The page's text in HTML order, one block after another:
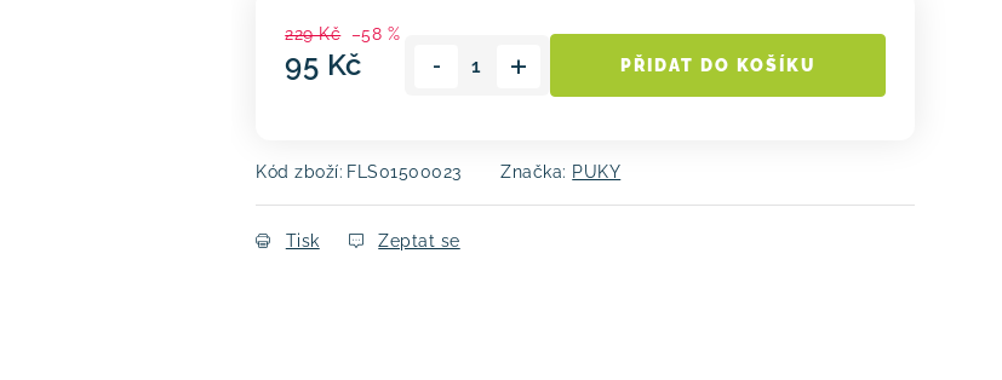
229 Kč –58 %
95 Kč PŘIDAT DO KOŠÍKU
Kód zboží: FLS01500023 Značka: PUKY
Tisk Zeptat se